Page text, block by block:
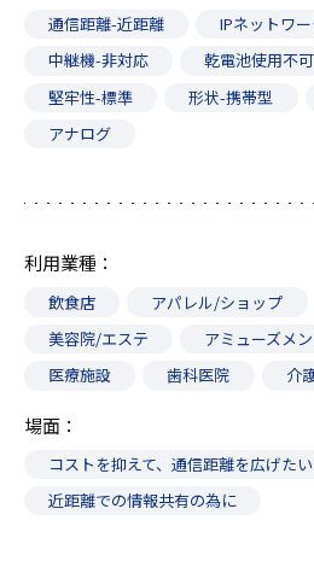
通信距離-近距離
IPネットワ
中継機-非対応
乾電池使用不可
堅牢性-標準
形状-携帯型
アナログ
利用業種
飲食店 アパレル/ショップ
美容院/エステ
アミューズメ
医療施設
歯科医院 介
場面
コストを抑えて、通信距離を広げたい
近距離での情報共有の為に